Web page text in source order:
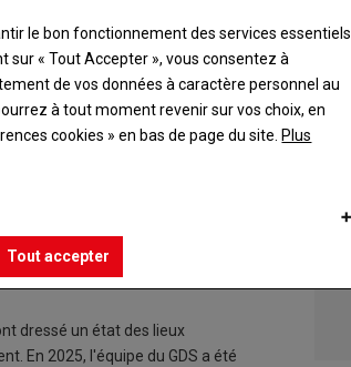
dressé un état des lieux
En 2025, l'équipe du GDS a été
le bon fonctionnement des services essentiels
sur « Tout Accepter », vous consentez à
de vos données à caractère personnel au
à tout moment revenir sur vos choix, en
cookies » en bas de page du site.Plus
Tout accepter